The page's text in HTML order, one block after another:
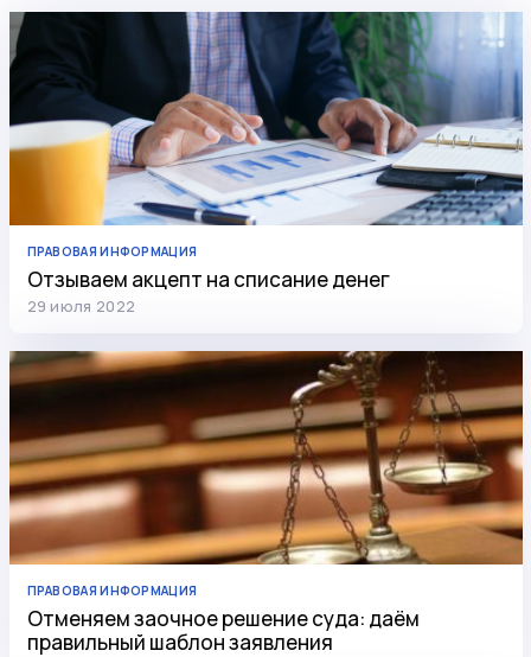
ПРАВОВАЯ ИНФОРМАЦИЯ
Отзываем акцепт на списание денег
29 июля 2022
ПРАВОВАЯ ИНФОРМАЦИЯ
Отменяем заочное решение суда: даём
правильный шаблон заявления